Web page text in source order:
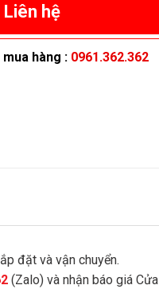
Liên hệ
hàng : 0961.362.362
đặt và vận chuyển.
(Zalo) và nhận báo giá Cửa